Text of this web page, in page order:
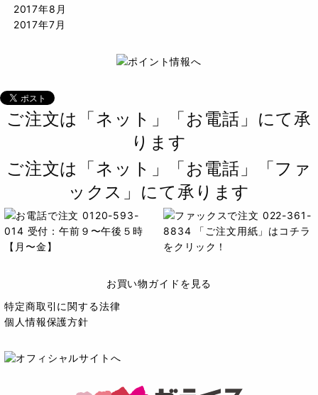
2017年8月
2017年7月
ご注文は「ネット」「お電話」にて承
ります
ご注文は「ネット」「お電話」「ファ
ックス」にて承ります
お買い物ガイドを見る
特定商取引に関する法律
個人情報保護方針